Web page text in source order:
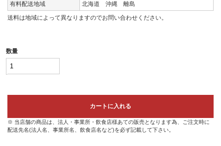
有料配送地域
北海道 沖縄 離島
送料は地域によって異なりますのでお問い合わせください。
数量
カートに入れる
※ 当店舗の商品は、法人・事業所・飲食店様あての販売となります為、ご注文時に
配送先名(法人名、事業所名、飲食店名など)を必ず記載して下さい。